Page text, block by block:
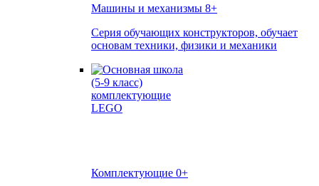
Машины и механизмы 8+
Серия обучающих конструкторов, обучает
основам техники, физики и механики
Комплектующие 0+